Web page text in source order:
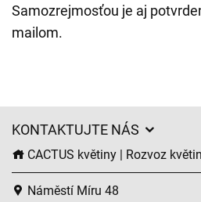
Samozrejmosťou je aj
mailom.
KONTAKTUJTE NÁS
CACTUS květiny | Rozvoz květin
Náměstí Míru 48